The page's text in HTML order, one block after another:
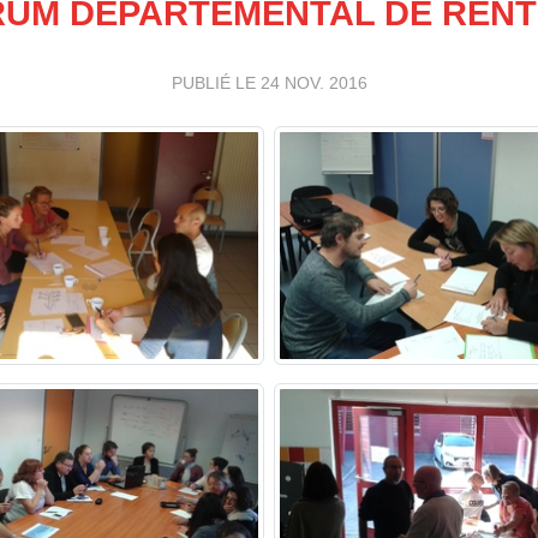
DÉPARTEMENTAL DE
PUBLIÉ LE 24 NOV. 2016